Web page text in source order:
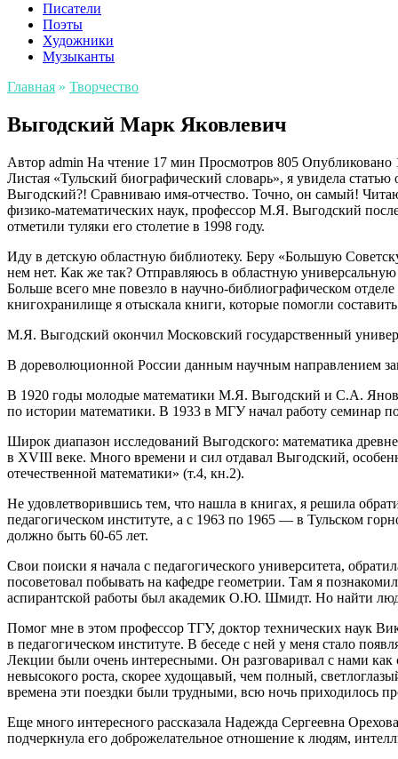
Писатели
Поэты
Художники
Музыканты
Главная » Творчество
Выгодский Марк Яковлевич
Автор admin На чтение 17 мин Просмотров 805 Опубликовано
Листая «Тульский биографический словарь», я увидела
Выгодский?! Сравниваю имя-отчество. Точно, он самый!
физико-математических наук, профессор М.Я. Выгодский
отметили туляки его столетие в 1998 году.
Иду в детскую областную библиотеку. Беру «Большую
нем нет. Как же так? Отправляюсь в областную
Больше всего мне повезло в научно-библиографическом
книгохранилище я отыскала книги, которые помогли
М.Я. Выгодский окончил Московский государственный
В дореволюционной России данным научным направлением
В 1920 годы молодые математики М.Я. Выгодский и С.А.
по истории математики. В 1933 в МГУ начал работу семинар
Широк диапазон исследований Выгодского: математика
в XVIII веке. Много времени и сил отдавал Выгодский,
отечественной математики» (т.4, кн.2).
Не удовлетворившись тем, что нашла в книгах, я решила
педагогическом институте, а с 1963 по 1965 — в Тульском
должно быть 60-65 лет.
Свои поиски я начала с педагогического университета,
посоветовал побывать на кафедре геометрии. Там я
аспирантской работы был академик О.Ю. Шмидт. Но найти
Помог мне в этом профессор ТГУ, доктор технических наук
в педагогическом институте. В беседе с ней у меня стало
Лекции были очень интересными. Он разговаривал с нами
невысокого роста, скорее худощавый, чем полный,
времена эти поездки были трудными, всю ночь приходилось
Еще много интересного рассказала Надежда Сергеевна
подчеркнула его доброжелательное отношение к людям,